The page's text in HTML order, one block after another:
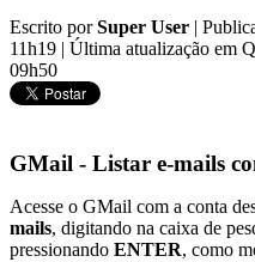
Escrito porSuper User |
11h19 | Última atualização em
09h50
GMail - Listar e-mails
Acesse o GMail com a conta
mails, digitando na caixa de
pressionando ENTER, como